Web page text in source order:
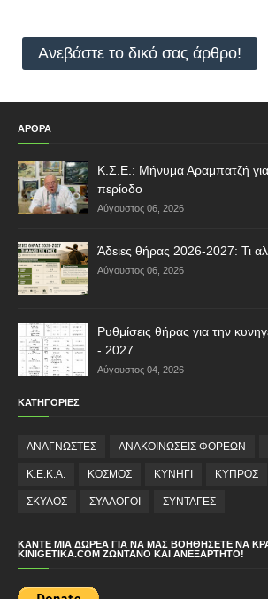
Ανεβάστε το δικό σας άρθρο!
ΑΡΘΡΑ
Κ.Σ.Ε.: Μήνυμα Αραμπατζή για
περίοδο
Αύγουστος 06, 2026
Άδειες θήρας 2026-2027: Τι
Αύγουστος 06, 2026
Ρυθμίσεις θήρας για την
- 2027
Αύγουστος 04, 2026
ΚΑΤΗΓΟΡΙΕΣ
ΑΝΑΓΝΩΣΤΕΣ ΑΝΑΚΟΙΝΩΣΕΙΣ ΦΟΡΕΩΝ
Κ.Ε.Κ.Α. ΚΟΣΜΟΣ ΚΥΝΗΓΙ ΚΥΠΡΟΣ
ΣΚΥΛΟΣ ΣΥΛΛΟΓΟΙ ΣΥΝΤΑΓΕΣ
ΚΆΝΤΕ ΜΙΑ ΔΩΡΕΆ ΓΙΑ ΝΑ ΜΑΣ ΒΟΗΘΉΣΕΤΕ ΝΑ
KINIGETIKA.COM ΖΩΝΤΑΝΌ ΚΑΙ ΑΝΕΞΆΡΤΗΤΟ!